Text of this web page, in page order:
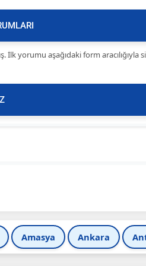
İlk yorumu aşağıdaki form aracılığıyla
Amasya Ankara